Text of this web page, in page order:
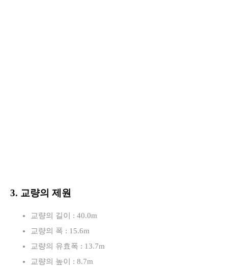
3. 교량의 제원
교량의 길이 : 40.0m
교량의 폭 : 15.6m
교량의 유효폭 : 13.7m
교량의 높이 : 8.7m